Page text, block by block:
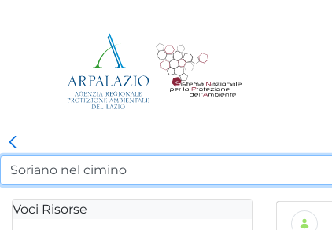
Voci Risorse